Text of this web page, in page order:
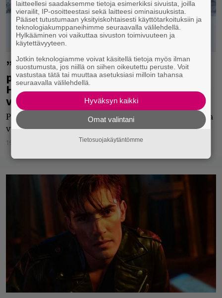
”Kukaan muu kuin Joalin ei voi tietää
paremmin, mitä Joalin tekee” –
Haastattelussa uutta soolomateriaalia
valmisteleva nuori tähti
PME:lle kiinnitetty Joalin julkaisi helmikuun lopussa
vuoden ensimmäisen singlensä.
19.03.2024 Catharina Herlin
laitteellesi saadaksemme tietoja esimerkiksi sivuista, joilla
vierailit, IP-osoitteestasi sekä laitteesi ominaisuuksista.
Pääset tutustumaan yksityiskohtaisesti käyttötarkoituksiin ja
teknologiakumppaneihimme seuraavalla välilehdellä.
Hylkääminen voi vaikuttaa sivuston toimivuuteen ja
käytettävyyteen.
Jotkin teknologiamme voivat käsitellä tietoja myös ilman
suostumusta, jos niillä on siihen oikeutettu peruste. Voit
vastustaa tätä tai muuttaa asetuksiasi milloin tahansa
seuraavalla välilehdellä.
Hyväksyn kaikki
Omat valintani
Tietosuojakäytäntömme